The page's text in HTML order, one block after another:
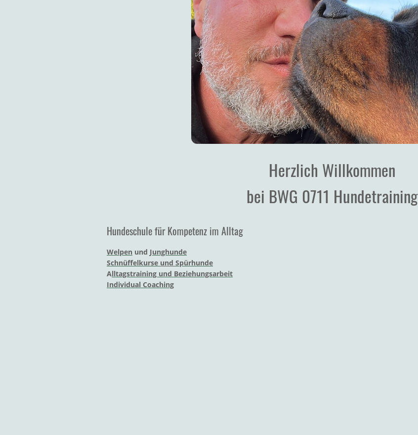
Herzlich Willkommen
bei BWG 0711 Hundetraining
Hundeschule für Kompetenz im Alltag
Welpen und Junghunde
Schnüffelkurse und Spürhunde
Alltagstraining und Beziehungsarbeit
Individual Coaching